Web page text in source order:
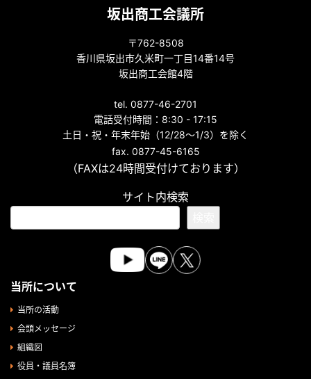
坂出商工会議所
〒762-8508
香川県坂出市久米町一丁目14番14号
坂出商工会館4階
tel. 0877-46-2701
電話受付時間：8:30 - 17:15
土日・祝・年末年始（12/28～1/3）を除く
fax. 0877-45-6165
（FAXは24時間受付けております）
サイト内検索
当所について
当所の活動
会頭メッセージ
組織図
役員・議員名簿